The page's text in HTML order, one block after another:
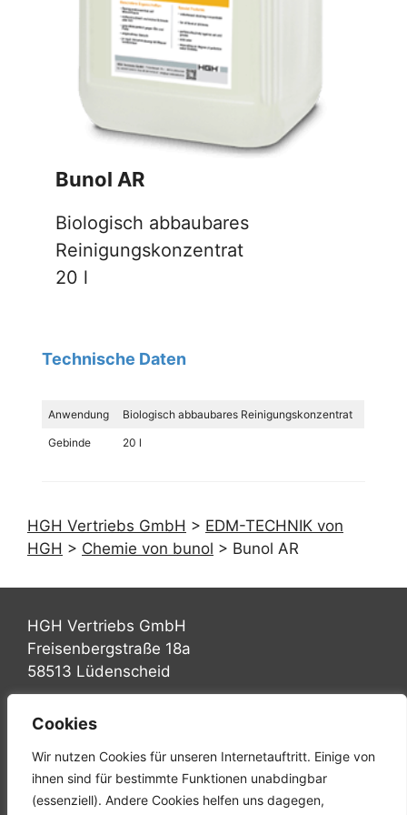
Cookies
Wir nutzen Cookies für unseren Internetauftritt. Einige von
ihnen sind für bestimmte Funktionen unabdingbar
(essenziell). Andere Cookies helfen uns dagegen,
Bunol AR
Biologisch abbaubares
Reinigungskonzentrat
20 l
Technische Daten
Anwendung Biologisch abbaubares Reinigungskonzentrat
Gebinde 20 l
HGH Vertriebs GmbH > EDM-TECHNIK von
HGH > Chemie von bunol > Bunol AR
HGH Vertriebs GmbH
Freisenbergstraße 18a
58513 Lüdenscheid
Tel.: +49 (0) 2351 947570
Mail: info@hgh-luedenscheid.de